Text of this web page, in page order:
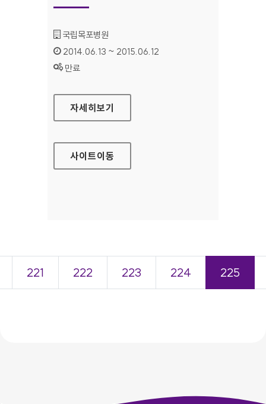
기관명 :
국립목포병원
인증기간 :
2014.06.13 ~ 2015.06.12
상태 :
만료
국립목포병원 홈페이지
자세히보기
사이트이동
221 222 223 224 225